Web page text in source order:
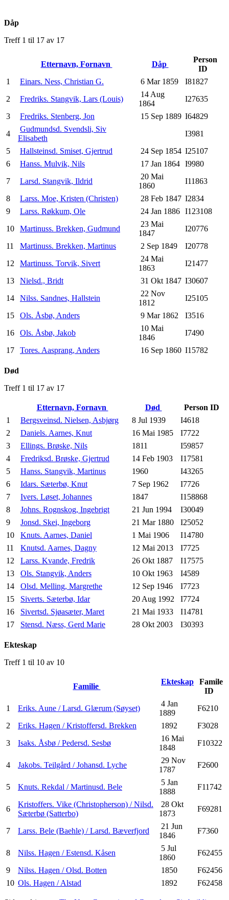
Dåp
Treff 1 til 17 av 17
Etternavn, Fornavn Dåp
Person
ID
1
Einars. Ness, Christian G. 6 Mar 1859
I81827
2
Fredriks. Stangvik, Lars (Louis)
14 Aug
1864
I27635
3
Fredriks. Stenberg, Jon 15 Sep 1889 I64829
4
Gudmundsd. Svendsli, Siv
Elisabeth
I3981
5
Hallsteinsd. Smiset, Gjertrud 24 Sep 1854 I25107
6
Hanss. Mulvik, Nils 17 Jan 1864 I9980
7
Larsd. Stangvik, Ildrid
20 Mai
1860
I11863
8
Larss. Moe, Kristen (Christen) 28 Feb 1847 I2834
9
Larss. Røkkum, Ole 24 Jan 1886 I123108
10
Martinuss. Brekken, Gudmund
23 Mai
1847
I20776
11
Martinuss. Brekken, Martinus 2 Sep 1849
I20778
12
Martinuss. Torvik, Sivert
24 Mai
1863
I21477
13
Nielsd., Bridt 31 Okt 1847 I30607
14
Nilss. Sandnes, Hallstein
22 Nov
1812
I25105
15
Ols. Åsbø, Anders 9 Mar 1862
I3516
16
Ols. Åsbø, Jakob
10 Mai
1846
I7490
17
Tores. Aasprang, Anders 16 Sep 1860 I15782
Død
Treff 1 til 17 av 17
Etternavn, Fornavn Død
Person ID
1
Bergsveinsd. Nielsen, Asbjørg 8 Jul 1939
I4618
2
Daniels. Aarnes, Knut 16 Mai 1985
I7722
3
Ellings. Brøske, Nils 1811
I59857
4
Fredriksd. Brøske, Gjertrud 14 Feb 1903
I17581
5
Hanss. Stangvik, Martinus 1960
I43265
6
Idars. Sæterbø, Knut 7 Sep 1962
I7726
7
Ivers. Løset, Johannes 1847
I158868
8
Johns. Rognskog, Ingebrigt 21 Jun 1994
I30049
9
Jonsd. Skei, Ingeborg 21 Mar 1880
I25052
10
Knuts. Aarnes, Daniel 1 Mai 1906
I14780
11
Knutsd. Aarnes, Dagny 12 Mai 2013
I7725
12
Larss. Kvande, Fredrik 26 Okt 1887
I17575
13
Ols. Stangvik, Anders 10 Okt 1963
I4589
14
Olsd. Melling, Margrethe 12 Sep 1946
I7723
15
Siverts. Sæterbø, Idar 20 Aug 1992
I7724
16
Sivertsd. Sjøasæter, Maret 21 Mai 1933
I14781
17
Stensd. Næss, Gerd Marie 28 Okt 2003 I30393
Ekteskap
Treff 1 til 10 av 10
Familie
Ekteskap
Famile
ID
1
Eriks. Aune / Larsd. Glærum (Søyset)
4 Jan
1889
F6210
2
Eriks. Hagen / Kristoffersd. Brekken 1892
F3028
3
Isaks. Åsbø / Pedersd. Sesbø
16 Mai
1848
F10322
4 Jakobs. Teilgård / Johansd. Lyche
29 Nov
1787
F2600
5 Knuts. Rekdal / Martinusd. Bele
5 Jan
1888
F11742
6
Kristoffers. Vike (Christopherson) / Nilsd.
Sæterbø (Satterbo)
28 Okt
1873
F69281
7 Larss. Bele (Baehle) / Larsd. Bæverfjord
21 Jun
1846
F7360
8 Nilss. Hagen / Estensd. Kåsen
5 Jul
1860
F62455
9
Nilss. Hagen / Olsd. Botten 1850
F62456
10 Ols. Hagen / Alstad 1892 F62458